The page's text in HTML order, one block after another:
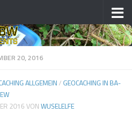
20, 2016
ALLGEMEIN/ GEOCACHING IN BA-
2016VONWUSELELFE